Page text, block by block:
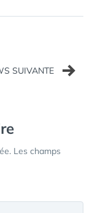
Les champs